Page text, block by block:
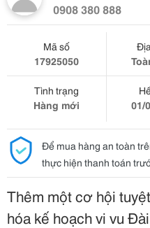
0908 380 888
Mã số
17925050
Tình trạng
Hàng mới
01/
Để mua hàng an toàn
thực hiện thanh toán
Thêm một cơ hội
hóa kế hoạch vi vu